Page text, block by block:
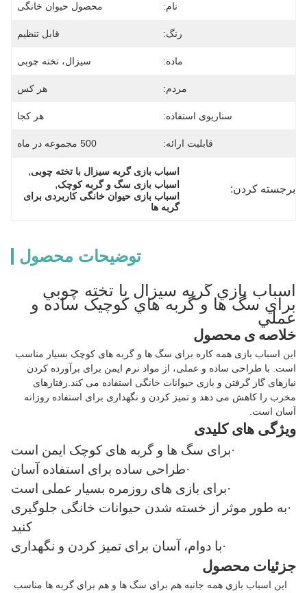
نام: محصول حیوان خانگی
رنگ: قابل تنظیم
ماده: سیزال، تخته چوبی
مردم: هر کس
سناریوی استفاده: هر کجا
قابلیت ارائه: 500 مجموعه در ماه
برجسته کردن:
اسباب بازی گربه سیزال با تخته چوبی,
اسباب بازی سگ و گربه کوچک,
گربه ها
توضیحات محصول
اسباب بازي گربه سيزال با تخته چوبي
براي سگ ها و گربه هاي کوچيک ساده و
عملي
خلاصه ی محصول
این اسباب بازی همه کاره برای سگ ها و گربه های کوچک بسیار مناسب
است. با طراحی ساده و عملی، از مواد نرم ایمن برای برآورده کردن
نیازهای گاز گرفتن و بازی حیوانات خانگی استفاده می کند.رفتارهای
مخرب را کاهش می دهد و تمیز کردن و نگهداری برای استفاده روزانه
آسان است.
ویژگی های کلیدی
·برای سگ ها و گربه های کوچک ایمن است
·طراحی ساده برای استفاده آسان
·برای بازی های روزمره بسیار عملی است
·به طور موثر از خسته شدن حیوانات خانگی جلوگیری
کنید
·با دوام، آسان برای تمیز کردن و نگهداری
جزئیات محصول
اين اسباب بازي همه جانبه هم براي سگ ها و هم براي گربه ها مناسب